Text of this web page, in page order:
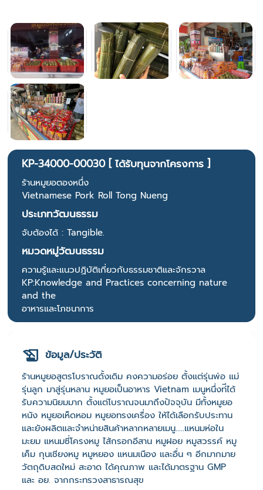
KP-34000-00030 [ ได้รับทุนจากโครงการ ]
ร้านหมูยอตองหนึ่ง
Vietnamese Pork Roll Tong Nueng
ประเภทวัฒนธรรม
จับต้องได้ : Tangible.
หมวดหมู่วัฒนธรรม
ความรู้และแนวปฏิบัติเกี่ยวกับธรรมชาติและจักรวาล
KP:Knowledge and Practices concerning nature
and the
อาหารและโภชนาการ
ข้อมูล/ประวัติ
ร้านหมูยอสูตรโบราณดั้งเดิม คงความอร่อย ตั้งแต่รุ่นพ่อ แม่
รุ่นลูก มาสู่รุ่นหลาน หมูยอเป็นอาหาร Vietnam เมนูหนึ่งท่ีได้
รับความนิยมมาก ตั้งแต่โบราณจนมาถึงปัจจุบัน มีทั้งหมูยอ
หนัง หมูยอเห็ดหอม หมูยอทรงเครื่อง ให้ได้เลือกรับประทาน
และยังผลิตและจำหน่ายสินค้าหลากหลายเมนู.....แหนมห่อใน
มะยม แหนมซี่โครงหมู ไส้กรอกอีสาน หมูฝอย หมูสวรรค์ หมู
เค็ม กุนเชียงหมู หมูหยอง แหนมเนือง และอื่น ๆ อีกมากมาย
วัตถุดิบสดใหม่ สะอาด ได้คุณภาพ และได้มาตรฐาน GMP
และ อย. จากกระทรวงสาธารณสุข